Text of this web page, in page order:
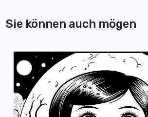
Sie können auch mögen